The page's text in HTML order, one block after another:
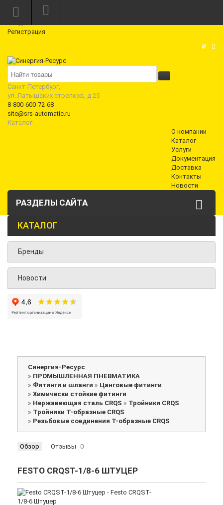
Режим работы: Пн—Пт: 10:00—18:00
Регистрация
₽
Санкт-Петербург,
ул. Латышских стрелков, д 25
8-800-600-72-68
site@srs-automatic.ru
Каталог
О компании
Каталог
Услуги
Документация
Доставка
Контакты
Новости
РАЗДЕЛЫ САЙТА
КАТАЛОГ
Бренды
Новости
Синергия-Ресурс
» ПРОМЫШЛЕННАЯ ПНЕВМАТИКА
» Фитинги и шланги » Цанговые фитинги
» Химически стойкие фитинги
» Нержавеющая сталь CRQS » Тройники CRQS
» Тройники Т-образные CRQS
» Резьбовые соединения Т-образные CRQS
Обзор Отзывы 0
FESTO CRQST-1/8-6 ШТУЦЕР